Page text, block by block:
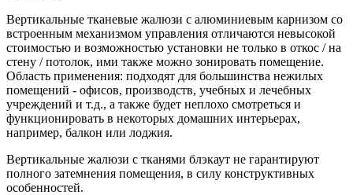
Вертикальные тканевые жалюзи с алюминиевым карнизом со
встроенным механизмом управления отличаются невысокой
стоимостью и возможностью установки не только в откос / на
стену / потолок, ими также можно зонировать помещение.
Область применения: подходят для большинства нежилых
помещений - офисов, производств, учебных и лечебных
учреждений и т.д., а также будет неплохо смотреться и
функционировать в некоторых домашних интерьерах,
например, балкон или лоджия.
Вертикальные жалюзи с тканями блэкаут не гарантируют
полного затемнения помещения, в силу конструктивных
особенностей.